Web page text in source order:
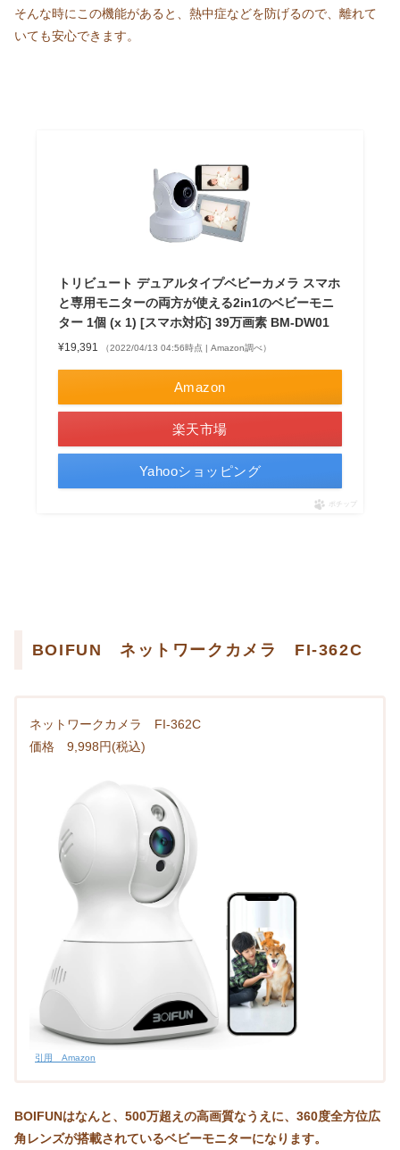
そんな時にこの機能があると、熱中症などを防げるので、離れて
いても安心できます。
トリビュート デュアルタイプベビーカメラ スマホ
と専用モニターの両方が使える2in1のベビーモニ
ター 1個 (x 1) [スマホ対応] 39万画素 BM-DW01
¥19,391 （2022/04/13 04:56時点 | Amazon調べ）
Amazon
楽天市場
Yahooショッピング
ポチップ
BOIFUN ネットワークカメラ FI-362C
ネットワークカメラ FI-362C
価格 9,998円(税込)
引用 Amazon
BOIFUNはなんと、500万超えの高画質なうえに、360度全方位広
角レンズが搭載されているベビーモニターになります。